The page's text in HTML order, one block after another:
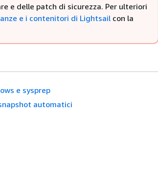
e delle patch di sicurezza. Per ulteriori
e i contenitori di Lightsail con la
e sysprep
automatici